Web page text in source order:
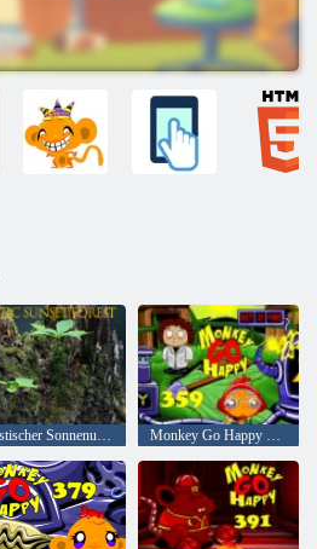
Mystischer Sonnenuntergang Wald Monkey Go Happy Stage 359